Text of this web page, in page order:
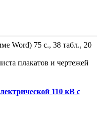
Word) 75 с., 38 табл., 20
плакатов и чертежей
110 кВ с